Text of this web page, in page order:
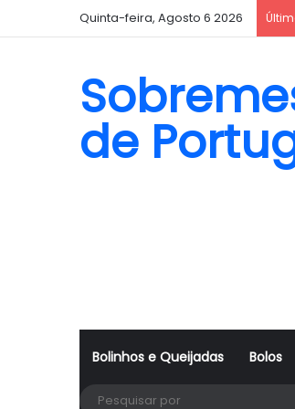
Quinta-feira, Agosto 6 2026
de
Bolinhos e Queijadas Bolos